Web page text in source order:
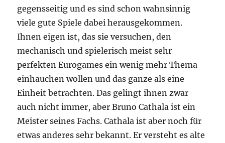
gegensseitig und es sind schon wahnsinnig
viele gute Spiele dabei herausgekommen.
Ihnen eigen ist, das sie versuchen, den
mechanisch und spielerisch meist sehr
perfekten Eurogames ein wenig mehr Thema
einhauchen wollen und das ganze als eine
Einheit betrachten. Das gelingt ihnen zwar
auch nicht immer, aber Bruno Cathala ist ein
Meister seines Fachs. Cathala ist aber noch für
etwas anderes sehr bekannt. Er versteht es alte